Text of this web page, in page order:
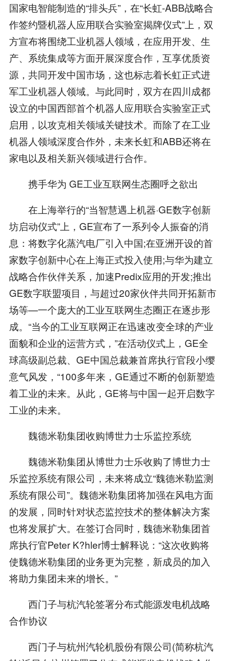
国家电智能制造的“排头兵”，在“长虹-ABB战略合
作签约暨机器人应用联合实验室揭牌仪式”上，双
方宣布将围绕工业机器人领域，在应用开发、生
产、系统集成等方面开展深度合作，互享优质资
源，共同开发中国市场，这也标志着长虹正式进
军工业机器人领域。与此同时，双方在四川成都
设立的中国西部首个机器人应用联合实验室正式
启用，以攻克相关领域关键技术。而除了在工业
机器人领域深度合作外，未来长虹和ABB还将在
家电以及相关新兴领域进行合作。
携手华为 GE工业互联网生态圈呼之欲出
在上海举行的“当智慧遇上机器·GE数字创新
坊启动仪式”上，GE宣布了一系列令人振奋的消
息：将数字化蒸汽电厂引入中国;在亚洲开设的首
家数字创新中心在上海正式投入使用;与华为建立
战略合作伙伴关系，加速Predix应用的开发;推出
GE数字联盟项目，与超过20家伙伴共同开拓新市
场等—一个庞大的工业互联网生态圈正在逐步形
成。“当今的工业互联网正在迅速改变全球的产业
面貌和企业的运营方式，”在活动仪式上，GE全
球高级副总裁、GE中国总裁兼首席执行官段小缨
意气风发，“100多年来，GE通过不断的创新塑造
着工业的未来。从此，GE将与中国一起开启数字
工业的未来。
魏德米勒集团收购博世力士乐监控系统
魏德米勒集团从博世力士乐收购了博世力士
乐监控系统有限公司，未来将成立“魏德米勒监测
系统有限公司”。魏德米勒集团将加强在风电方面
的发展，同时针对状态监控技术的整体解决方案
也将发展扩大。在签订合同时，魏德米勒集团首
席执行官Peter K?hler博士解释说：“这次收购将
使魏德米勒集团的业务更为完整，新成员的加入
将助力集团未来的增长。”
西门子与杭汽轮签署分布式能源发电机战略
合作协议
西门子与杭州汽轮机股份有限公司(简称杭汽